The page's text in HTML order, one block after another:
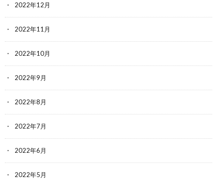
2022年12月
2022年11月
2022年10月
2022年9月
2022年8月
2022年7月
2022年6月
2022年5月